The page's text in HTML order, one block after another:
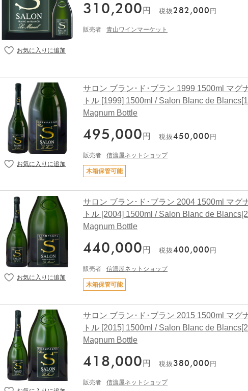
310,200 円 税抜282,000 円
販売者 青山ワインマーケット
サロン ブラン･ド･ブラン 1999 1500ml マグ
トル [1999] 1500ml / Salon Blanc de
Magnum Bottle
495,000 円 税抜450,000 円
販売者 信濃屋ネットショップ
木箱保管可能
サロン ブラン･ド･ブラン 2004 1500ml マグ
トル [2004] 1500ml / Salon Blanc de
Magnum Bottle
440,000 円 税抜400,000 円
販売者 信濃屋ネットショップ
木箱保管可能
サロン ブラン･ド･ブラン 2015 1500ml マグ
トル [2015] 1500ml / Salon Blanc de
Magnum Bottle
418,000 円 税抜380,000 円
販売者 信濃屋ネットショップ